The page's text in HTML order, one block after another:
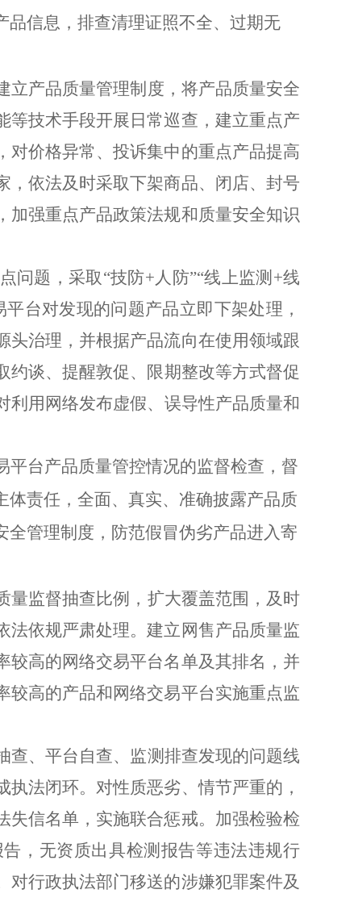
信息，排查清理证照不全、过期无
立产品质量管理制度，将产品质量安全
等技术手段开展日常巡查，建立重点产
对价格异常、投诉集中的重点产品提高
，依法及时采取下架商品、闭店、封号
加强重点产品政策法规和质量安全知识
问题，采取 “技防+人防”“线上监测 +线
台对发现的问题产品立即下架处理，
治理，并根据产品流向在使用领域跟
约谈、提醒敦促、限期整改等方式督促
利用网络发布虚假、误导性产品质量和
平台产品质量管控情况的监督检查，督
责任，全面、真实、准确披露产品质
管理制度，防范假冒伪劣产品进入寄
量监督抽查比例，扩大覆盖范围，及时
法依规严肃处理。建立网售产品质量监
较高的网络交易平台名单及其排名，并
较高的产品和网络交易平台实施重点监
查、平台自查、监测排查发现的问题线
法闭环。对性质恶劣、情节严重的，
失信名单，实施联合惩戒。加强检验检
，无资质出具检测报告等违法违规行
行政执法部门移送的涉嫌犯罪案件及